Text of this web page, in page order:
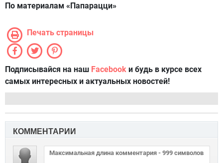
По материалам «Папарацци»
Печать страницы
Подписывайся на наш Facebook и будь в курсе всех
самых интересных и актуальных новостей!
КОММЕНТАРИИ